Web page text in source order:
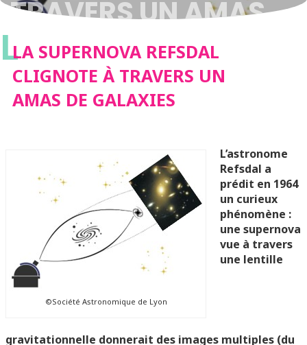
TRAVERS UN AMAS
DE GALAXIES
LLA SUPERNOVA REFSDAL
CLIGNOTE À TRAVERS UN
AMAS DE GALAXIES
©Société Astronomique de Lyon
L’astronome
Refsdal a
prédit en 1964
un curieux
phénomène :
une supernova
vue à travers
une lentille
gravitationnelle donnerait des images multiples (du